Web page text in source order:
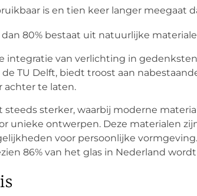
is en tien keer langer meegaat
80% bestaat uit natuurlijke
integratie van verlichting in
TU Delft, biedt troost aan
achter te laten.
sterker, waarbij moderne
unieke ontwerpen. Deze materialen
voor persoonlijke
86% van het glas in Nederland